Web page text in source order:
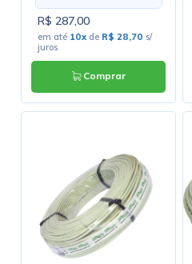
R$ 287,00
em até 10x de R$ 28,70 s/
juros
Comprar